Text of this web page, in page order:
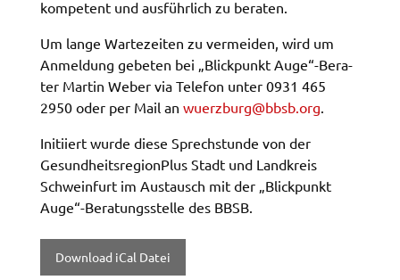
kompe­tent und ausführ­lich zu bera­ten.
Um lange Warte­zei­ten zu vermei­den, wird um
Anmel­dung gebe­ten bei „Blick­punkt Auge“-Bera­
ter Martin Weber via Tele­fon unter 0931 465
2950 oder per Mail an wuerz­burg@​bbsb.​org.
Initi­iert wurde diese Sprech­stun­de von der
Gesund­heits­re­gion­Plus Stadt und Land­kreis
Schwein­furt im Austausch mit der „Blick­punkt
Auge“-Bera­tungs­stel­le des BBSB.
Down­load iCal Datei
Barrierefreiheit
Name:
accessibility
Anbieter:
Zweck:
Kontrast und Schriftgröße
Cookie Laufzeit: